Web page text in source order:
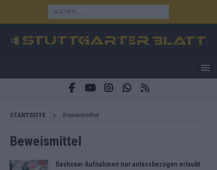
STARTSEITE Beweismittel
Beweismittel
Dashcam-Aufnahmen nur anlassbezogen erlaubt